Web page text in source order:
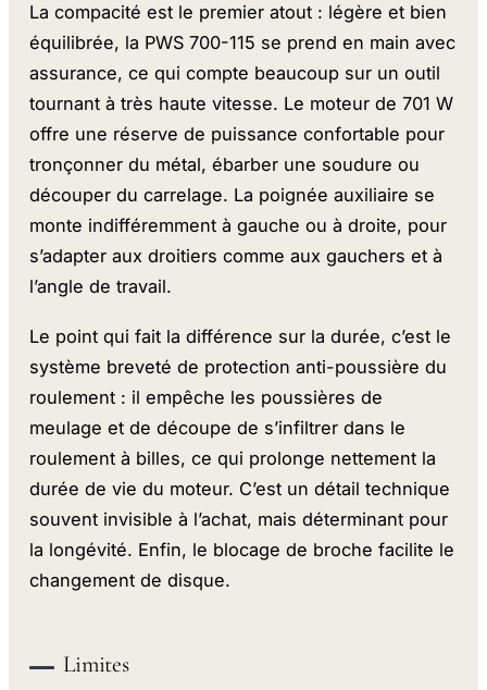
La compacité est le premier atout : légère et bien
équilibrée, la PWS 700-115 se prend en main avec
assurance, ce qui compte beaucoup sur un outil
tournant à très haute vitesse. Le moteur de 701 W
offre une réserve de puissance confortable pour
tronçonner du métal, ébarber une soudure ou
découper du carrelage. La poignée auxiliaire se
monte indifféremment à gauche ou à droite, pour
s’adapter aux droitiers comme aux gauchers et à
l’angle de travail.
Le point qui fait la différence sur la durée, c’est le
système breveté de protection anti-poussière du
roulement : il empêche les poussières de
meulage et de découpe de s’infiltrer dans le
roulement à billes, ce qui prolonge nettement la
durée de vie du moteur. C’est un détail technique
souvent invisible à l’achat, mais déterminant pour
la longévité. Enfin, le blocage de broche facilite le
changement de disque.
Limites